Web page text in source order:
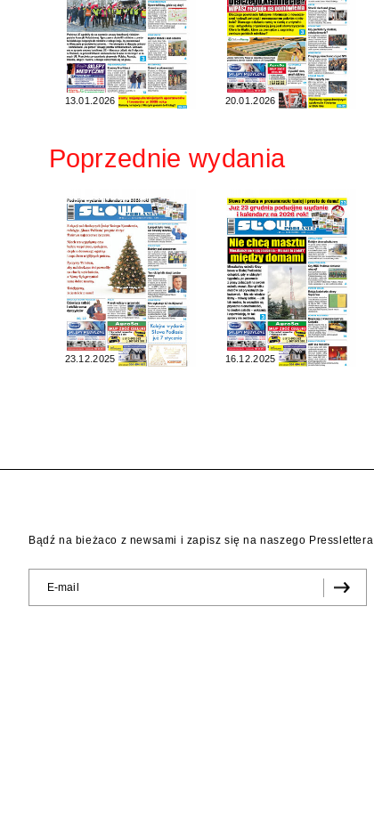
13.01.2026 20.01.2026
Poprzednie wydania
23.12.2025 16.12.2025
Bądź na bieżaco z newsami i zapisz się na naszego Presslettera